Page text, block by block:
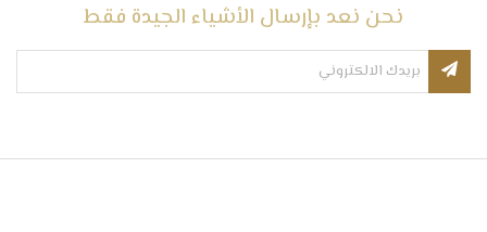
نحن نعد بإرسال الأشياء الجيدة فقط